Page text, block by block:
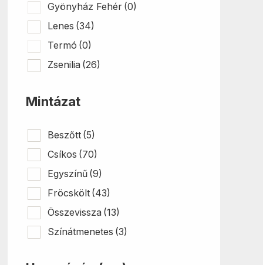
Gyönyház Fehér (0)
Lenes (34)
Termó (0)
Zsenilia (26)
Mintázat
Beszőtt (5)
Csíkos (70)
Egyszínű (9)
Fröcskölt (43)
Összevissza (13)
Színátmenetes (3)